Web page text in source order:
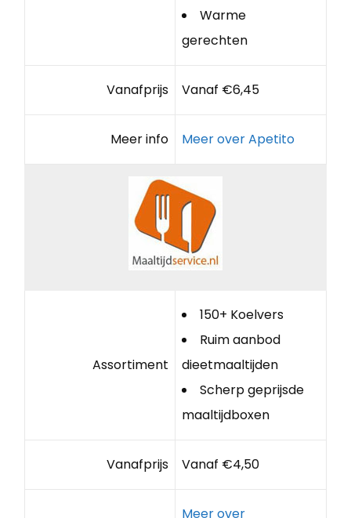
Warme
gerechten
Vanafprijs Vanaf €6,45
Meer info Meer over Apetito
Assortiment
150+ Koelvers
Ruim aanbod
dieetmaaltijden
Scherp geprijsde
maaltijdboxen
Vanafprijs Vanaf €4,50
Meer over